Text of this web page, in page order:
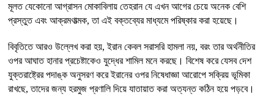
মূলত যেকোনো আগ্রাসন মোকাবিলায় তেহরান যে এখন আগের চেয়ে অনেক বেশি
প্রস্তুত এবং আক্রমণাত্মক, তা এই বক্তব্যের মাধ্যমে পরিষ্কার করা হয়েছে।
বিবৃতিতে আরও উল্লেখ করা হয়, ইরান কেবল সরাসরি হামলা নয়, বরং তার অর্থনীতির
ওপর আঘাত হানার প্রচেষ্টাকেও যুদ্ধের শামিল মনে করছে। বিশেষ করে যেসব দেশ
যুক্তরাষ্ট্রের পদাঙ্ক অনুসরণ করে ইরানের ওপর নিষেধাজ্ঞা আরোপে সক্রিয় ভূমিকা
রাখছে, তাদের জন্য হরমুজ প্রণালি দিয়ে যাতায়াত করা অত্যন্ত কঠিন হয়ে পড়বে।